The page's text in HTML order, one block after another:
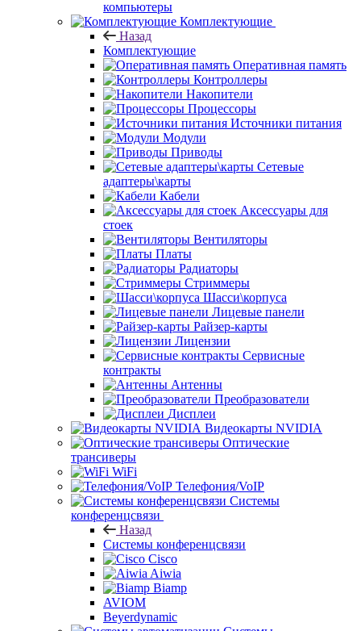
компьютеры
Комплектующие
Назад
Комплектующие
Оперативная память
Контроллеры
Накопители
Процессоры
Источники питания
Модули
Приводы
Сетевые
адаптеры\карты
Кабели
Аксессуары для
стоек
Вентиляторы
Платы
Радиаторы
Стриммеры
Шасси\корпуса
Лицевые панели
Райзер-карты
Лицензии
Сервисные
контракты
Антенны
Преобразователи
Дисплеи
Видеокарты NVIDIA
Оптические
трансиверы
WiFi
Телефония/VoIP
Системы
конференцсвязи
Назад
Системы конференцсвязи
Cisco
Aiwia
Biamp
AVIOM
Beyerdynamic